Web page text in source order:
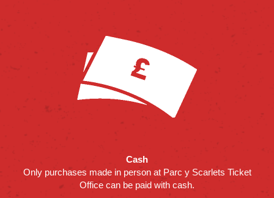
Cash
Only purchases made in person at Parc y Scarlets Ticket
Office can be paid with cash.